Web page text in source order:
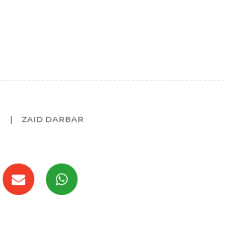
ZAID DARBAR